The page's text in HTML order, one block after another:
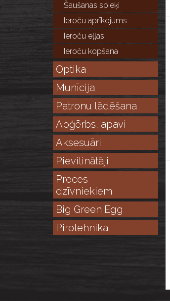
Šaušanas spieķi
Ieroču aprīkojums
Ieroču eļļas
Ieroču kopšana
Optika
Munīcija
Patronu lādēšana
Apģērbs, apavi
Aksesuāri
Pievilinātāji
Preces
dzīvniekiem
Big Green Egg
Pirotehnika